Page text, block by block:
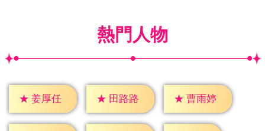
熱門人物
★ 姜厚任 ★ 田路路 ★ 曹雨婷